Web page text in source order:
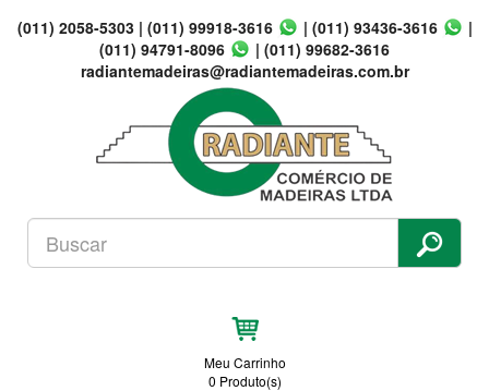
(011) 2058-5303| (011) 99918-3616 | (011) 93436-3616
|
(011) 94791-8096
| (011) 99682-3616
radiantemadeiras@radiantemadeiras.com.br
Meu Carrinho
0 Produto(s)